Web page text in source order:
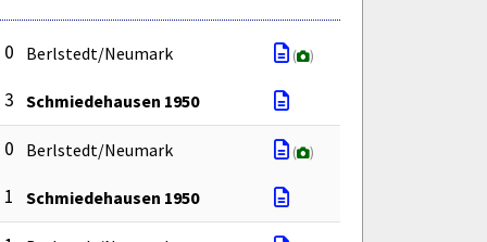
0 Berlstedt/Neumark ( )
3 Schmiedehausen 1950
0 Berlstedt/Neumark ( )
Schmiedehausen 1950